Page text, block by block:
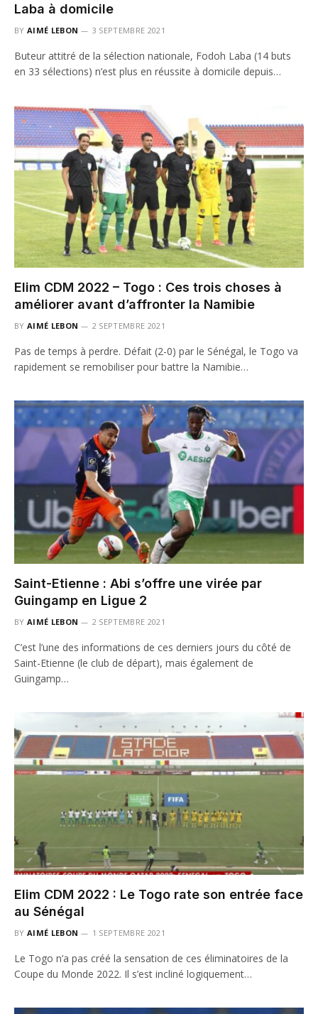
Laba à domicile
BY AIMÉ LEBON 3 SEPTEMBRE 2021
Buteur attitré de la sélection nationale, Fodoh Laba (14 buts
en 33 sélections) n’est plus en réussite à domicile depuis…
Elim CDM 2022 – Togo : Ces trois choses à
améliorer avant d’affronter la Namibie
BY AIMÉ LEBON 2 SEPTEMBRE 2021
Pas de temps à perdre. Défait (2-0) par le Sénégal, le Togo va
rapidement se remobiliser pour battre la Namibie…
Saint-Etienne : Abi s’offre une virée par
Guingamp en Ligue 2
BY AIMÉ LEBON 2 SEPTEMBRE 2021
C’est l’une des informations de ces derniers jours du côté de
Saint-Etienne (le club de départ), mais également de
Guingamp…
Elim CDM 2022 : Le Togo rate son entrée face
au Sénégal
BY AIMÉ LEBON 1 SEPTEMBRE 2021
Le Togo n’a pas créé la sensation de ces éliminatoires de la
Coupe du Monde 2022. Il s’est incliné logiquement…